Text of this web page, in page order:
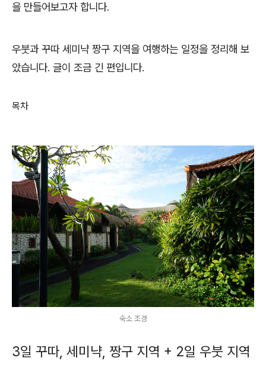
을 만들어보고자 합니다.
우붓과 꾸따 세미냑 짱구 지역을 여행하는 일정을 정리해 보
았습니다. 글이 조금 긴 편입니다.
목차
숙소 조경
3일 꾸따, 세미냑, 짱구 지역 + 2일 우붓 지역